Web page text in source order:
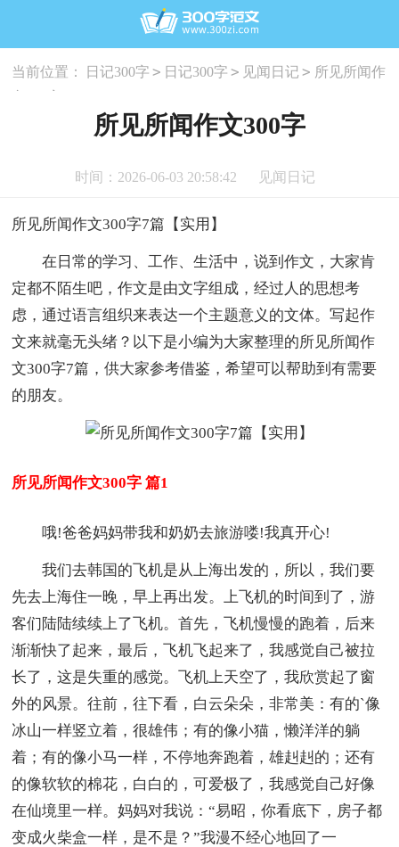
当前位置： 日记300字 > 日记300字 > 见闻日记 > 所见所闻作
所见所闻作文300字
时间：2026-06-03 20:58:42 见闻日记
所见所闻作文300字7篇【实用】
在日常的学习、工作、生活中，说到作文，大家肯
定都不陌生吧，作文是由文字组成，经过人的思想考
虑，通过语言组织来表达一个主题意义的文体。写起作
文来就毫无头绪？以下是小编为大家整理的所见所闻作
文300字7篇，供大家参考借鉴，希望可以帮助到有需要
的朋友。
所见所闻作文300字 篇1
哦!爸爸妈妈带我和奶奶去旅游喽!我真开心!
我们去韩国的飞机是从上海出发的，所以，我们要
先去上海住一晚，早上再出发。上飞机的时间到了，游
客们陆陆续续上了飞机。首先，飞机慢慢的跑着，后来
渐渐快了起来，最后，飞机飞起来了，我感觉自己被拉
长了，这是失重的感觉。飞机上天空了，我欣赏起了窗
外的风景。往前，往下看，白云朵朵，非常美：有的`像
冰山一样竖立着，很雄伟；有的像小猫，懒洋洋的躺
着；有的像小马一样，不停地奔跑着，雄赳赳的；还有
的像软软的棉花，白白的，可爱极了，我感觉自己好像
在仙境里一样。妈妈对我说：“易昭，你看底下，房子都
变成火柴盒一样，是不是？”我漫不经心地回了一